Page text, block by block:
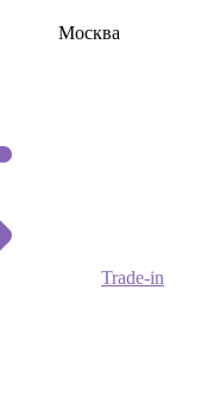
Москва
Trade-in